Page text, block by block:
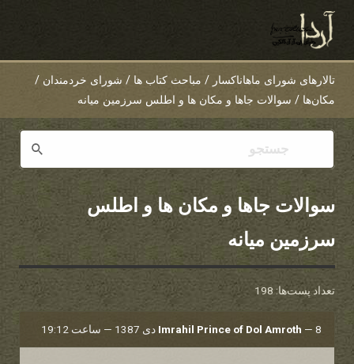
تالارهای شورای ماهاناکسار / مباحث کتاب ها / شورای خردمندان /
مکان‌ها / سوالات جاها و مکان ها و اطلس سرزمین میانه
سوالات جاها و مکان ها و اطلس
سرزمین میانه
تعداد پست‌ها: 198
Imrahil Prince of Dol Amroth — 8 دی 1387 — ساعت 19:12